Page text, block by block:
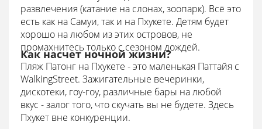
развлечения (катание на слонах, зоопарк). Всё это
есть как на Самуи, так и на Пхукете. Детям будет
хорошо на любом из этих островов, не
промахнитесь только с сезоном дождей.
Как насчет ночной жизни?
Пляж Патонг на Пхукете - это маленькая Паттайя с
WalkingStreet. Зажигательные вечеринки,
дискотеки, гоу-гоу, различные бары на любой
вкус - залог того, что скучать вы не будете. Здесь
Пхукет вне конкуренции.